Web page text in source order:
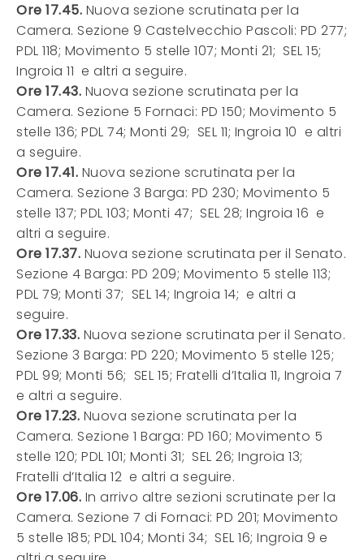
Ore 17.45. Nuova sezione scrutinata per la
Camera. Sezione 9 Castelvecchio Pascoli: PD 277;
PDL 118; Movimento 5 stelle 107; Monti 21; SEL 15;
Ingroia 11 e altri a seguire.
Ore 17.43. Nuova sezione scrutinata per la
Camera. Sezione 5 Fornaci: PD 150; Movimento 5
stelle 136; PDL 74; Monti 29; SEL 11; Ingroia 10 e altri
a seguire.
Ore 17.41. Nuova sezione scrutinata per la
Camera. Sezione 3 Barga: PD 230; Movimento 5
stelle 137; PDL 103; Monti 47; SEL 28; Ingroia 16 e
altri a seguire.
Ore 17.37. Nuova sezione scrutinata per il Senato.
Sezione 4 Barga: PD 209; Movimento 5 stelle 113;
PDL 79; Monti 37; SEL 14; Ingroia 14; e altri a
seguire.
Ore 17.33. Nuova sezione scrutinata per il Senato.
Sezione 3 Barga: PD 220; Movimento 5 stelle 125;
PDL 99; Monti 56; SEL 15; Fratelli d’Italia 11, Ingroia 7
e altri a seguire.
Ore 17.23. Nuova sezione scrutinata per la
Camera. Sezione 1 Barga: PD 160; Movimento 5
stelle 120; PDL 101; Monti 31; SEL 26; Ingroia 13;
Fratelli d’Italia 12 e altri a seguire.
Ore 17.06. In arrivo altre sezioni scrutinate per la
Camera. Sezione 7 di Fornaci: PD 201; Movimento
5 stelle 185; PDL 104; Monti 34; SEL 16; Ingroia 9 e